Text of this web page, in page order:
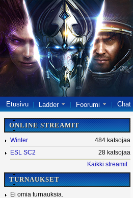
Etusivu Ladder Foorumi Chat
ONLINE STREAMIT
Winter
484 katsojaa
ESL SC2
28 katsojaa
Kaikki streamit
TURNAUKSET
Ei omia turnauksia.